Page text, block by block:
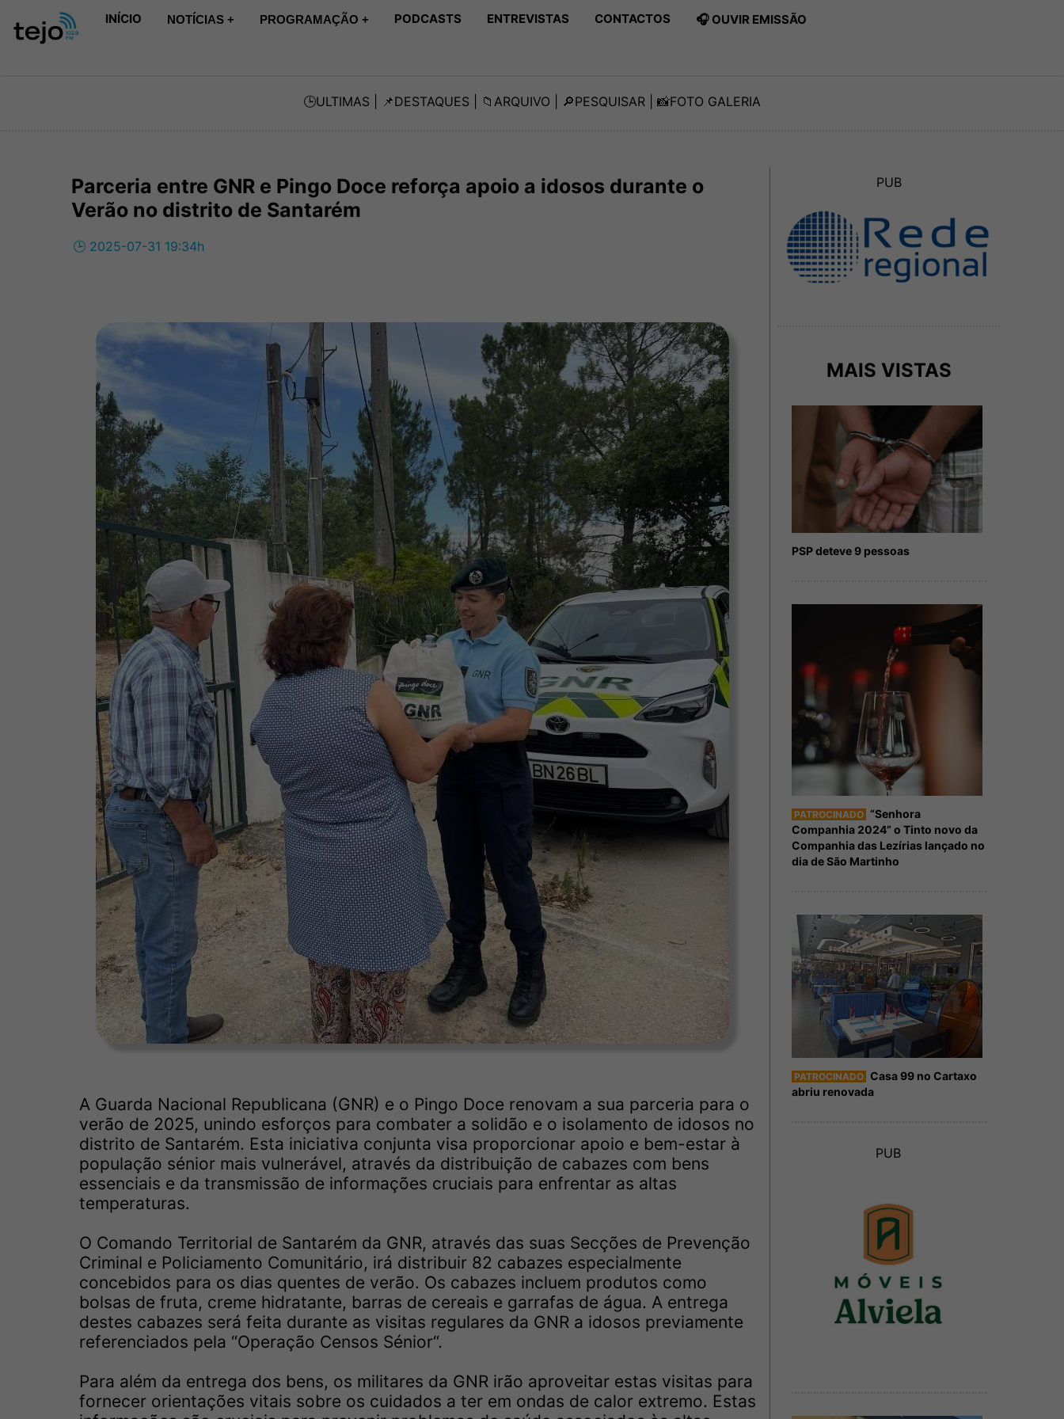
INÍCIO NOTÍCIAS + PROGRAMAÇÃO + PODCASTS ENTREVISTAS CONTACTOS 🎧 OUVIR EMISSÃO
🕒ULTIMAS | 📌DESTAQUES | 📁 ARQUIVO | 🔎PESQUISAR | 📸FOTO GALERIA
Parceria entre GNR e Pingo Doce reforça apoio a idosos durante o
Verão no distrito de Santarém
🕒 2025-07-31 19:34h
A Guarda Nacional Republicana (GNR) e o Pingo Doce renovam a sua parceria para o
verão de 2025, unindo esforços para combater a solidão e o isolamento de idosos no
distrito de Santarém. Esta iniciativa conjunta visa proporcionar apoio e bem-estar à
população sénior mais vulnerável, através da distribuição de cabazes com bens
essenciais e da transmissão de informações cruciais para enfrentar as altas
temperaturas.
O Comando Territorial de Santarém da GNR, através das suas Secções de Prevenção
Criminal e Policiamento Comunitário, irá distribuir 82 cabazes especialmente
concebidos para os dias quentes de verão. Os cabazes incluem produtos como
bolsas de fruta, creme hidratante, barras de cereais e garrafas de água. A entrega
destes cabazes será feita durante as visitas regulares da GNR a idosos previamente
referenciados pela “Operação Censos Sénior“.
Para além da entrega dos bens, os militares da GNR irão aproveitar estas visitas para
fornecer orientações vitais sobre os cuidados a ter em ondas de calor extremo. Estas
PUB
MAIS VISTAS
PSP deteve 9 pessoas
PATROCINADO “Senhora
Companhia 2024” o Tinto novo da
Companhia das Lezírias lançado no
dia de São Martinho
PATROCINADO Casa 99 no Cartaxo
abriu renovada
PUB